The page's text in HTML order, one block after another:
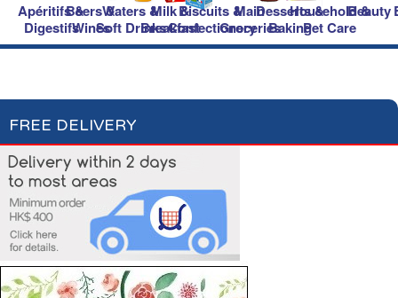
Apéritifs &
Digestifs
Beers &
Wines
Waters &
Soft Drinks
Milk &
Breakfast
Biscuits &
Confectionery
Main
Groceries
Desserts &
Baking
Household &
Pet Care
Beauty
FREE DELIVERY